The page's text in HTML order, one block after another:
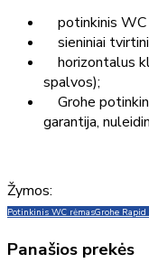
potinkinis WC
sieniniai
horizontalus
spalvos);
Grohe
garantija,
Žymos:
Potinkinis WC rėmasGrohe Rapid
Panašios prekės